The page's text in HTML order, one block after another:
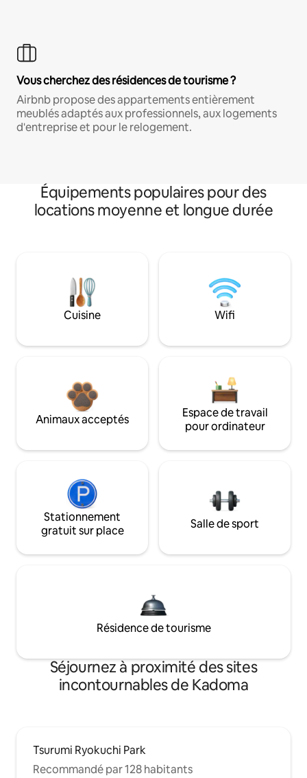
Vous cherchez des résidences de tourisme ?
Airbnb propose des appartements entièrement
meublés adaptés aux professionnels, aux logements
d'entreprise et pour le relogement.
Équipements populaires pour des
locations moyenne et longue durée
Cuisine Wifi
Animaux acceptés
Espace de travail
pour ordinateur
Stationnement
gratuit sur place
Salle de sport
Résidence de tourisme
Séjournez à proximité des sites
incontournables de Kadoma
Tsurumi Ryokuchi Park
Recommandé par 128 habitants